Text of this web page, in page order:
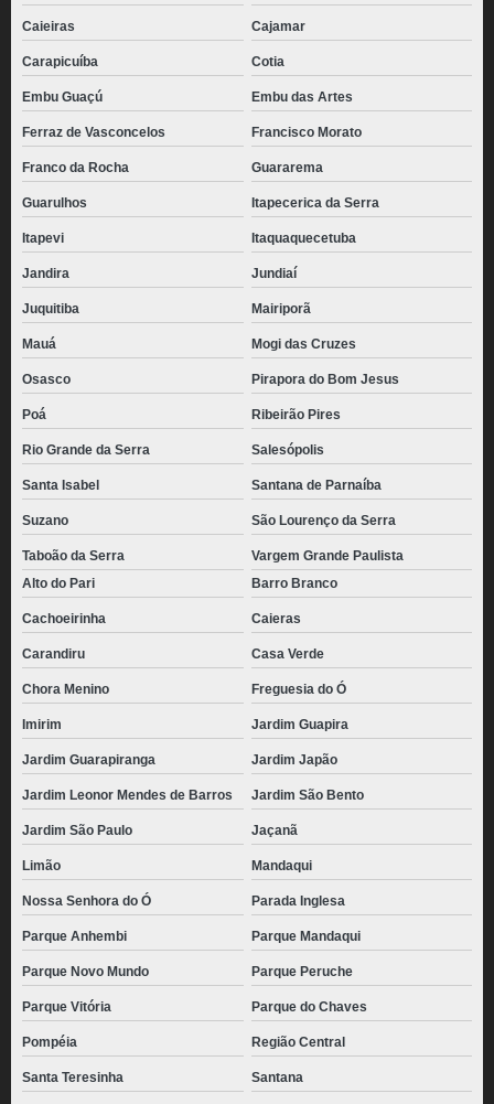
Caieiras Cajamar
Carapicuíba Cotia
Embu Guaçú Embu das Artes
Ferraz de Vasconcelos Francisco Morato
Franco da Rocha Guararema
Guarulhos Itapecerica da Serra
Itapevi Itaquaquecetuba
Jandira Jundiaí
Juquitiba Mairiporã
Mauá Mogi das Cruzes
Osasco Pirapora do Bom Jesus
Poá Ribeirão Pires
Rio Grande da Serra Salesópolis
Santa Isabel Santana de Parnaíba
Suzano São Lourenço da Serra
Taboão da Serra
Vargem Grande Paulista
Alto do Pari
Barro Branco
Cachoeirinha Caieras
Carandiru Casa Verde
Chora Menino Freguesia do Ó
Imirim Jardim Guapira
Jardim Guarapiranga Jardim Japão
Jardim Leonor Mendes de Barros Jardim São Bento
Jardim São Paulo Jaçanã
Limão Mandaqui
Nossa Senhora do Ó Parada Inglesa
Parque Anhembi Parque Mandaqui
Parque Novo Mundo Parque Peruche
Parque Vitória Parque do Chaves
Pompéia Região Central
Santa Teresinha Santana